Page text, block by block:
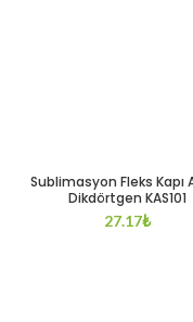
Sublimasyon Fleks Kapı
Dikdörtgen KAS101
27.17₺